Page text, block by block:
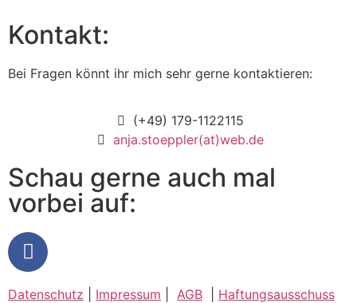
Kontakt:
Bei Fragen könnt ihr mich sehr gerne kontaktieren:
(+49) 179-1122115
anja.stoeppler(at)web.de
Schau gerne auch mal
vorbei auf:
Datenschutz Impressum AGB Haftungsausschuss